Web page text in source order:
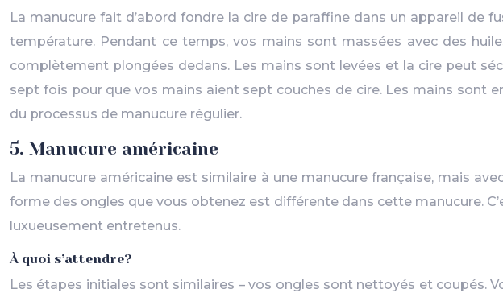
La manucure fait d’abord fondre la cire de paraffine dans un appareil de
température. Pendant ce temps, vos mains sont massées avec des
complètement plongées dedans. Les mains sont levées et la cire peut
sept fois pour que vos mains aient sept couches de cire. Les mains sont
du processus de manucure régulier.
5. Manucure américaine
La manucure américaine est similaire à une manucure française, mais
forme des ongles que vous obtenez est différente dans cette manucure.
luxueusement entretenus.
À quoi s’attendre?
Les étapes initiales sont similaires – vos ongles sont nettoyés et coupés.